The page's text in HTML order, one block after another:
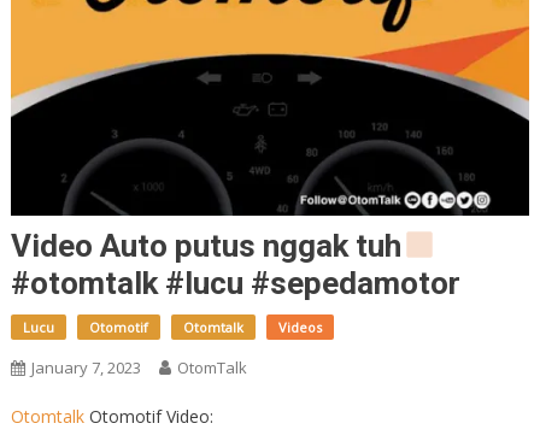
Video Auto putus nggak tuh
#otomtalk #lucu #sepedamotor
Lucu Otomotif Otomtalk Videos
January 7, 2023 OtomTalk
OtomtalkOtomotif Video: